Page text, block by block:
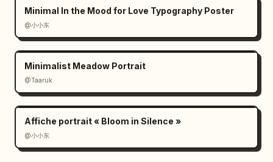
Minimal In the Mood for Love Typography Poster
@小小东
Minimalist Meadow Portrait
@Taaruk
Affiche portrait « Bloom in Silence »
@小小东